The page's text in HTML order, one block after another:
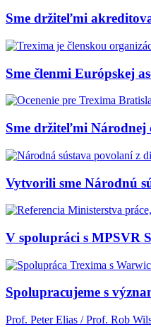
Sme držiteľmi
Sme členmi Európskej
Sme držiteľmi
Vytvorili sme Národnú
V spolupráci s MPSVR
Spolupracujeme s
Prof. Peter Elias / Prof. Rob